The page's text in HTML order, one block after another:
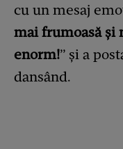
cu un mesaj
mai frumoasă și
enorm!” și a
dansând.